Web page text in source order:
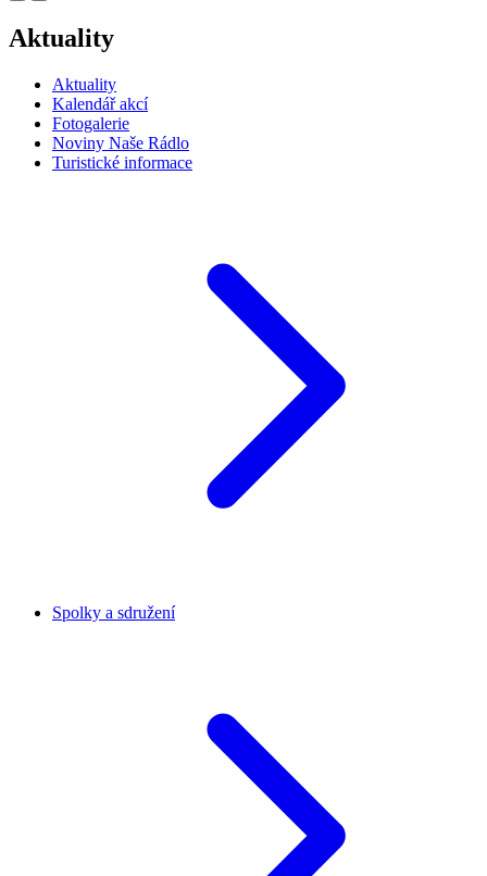
Aktuality
Aktuality
Kalendář akcí
Fotogalerie
Noviny Naše Rádlo
Turistické informace
Spolky a sdružení